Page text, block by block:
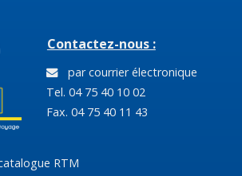
Contactez-nous :
par courrier électronique
Tel. 04 75 40 10 02
Fax. 04 75 40 11 43
RTM